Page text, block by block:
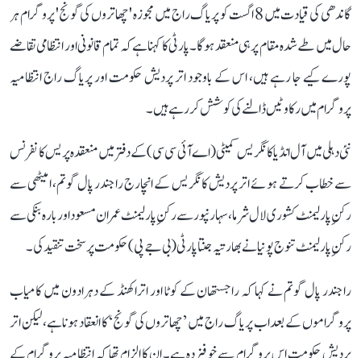
گاندھی کی قیادت میں 8 اگست کو پریاگ راج میں مجوزہ 'چھاتروں کی گونج' پروگرام ہر
حال میں طے شدہ مقام پر ہی منعقد ہوگا۔ پارٹی کا کہنا ہے کہ تمام قانونی اور انتظامی تقاضے
پورے کیے جا رہے ہیں، اس کے باوجود اتر پردیش حکومت اور پریاگ راج انتظامیہ
پروگرام میں رکاوٹیں ڈالنے کی کوشش کر رہے ہیں۔
نئی دہلی میں آل انڈیا کانگریس کمیٹی (اے آئی سی سی) کے دفتر میں منعقدہ پریس کانفرنس
سے خطاب کرتے ہوئے اتر پردیش کانگریس کے انچارج راجندر پال گوتم، امیٹھی سے
رکنِ پارلیمنٹ کشوری لال شرما، سہارنپور سے رکنِ پارلیمنٹ عمران مسعود اور بارہ بنکی سے
رکنِ پارلیمنٹ تنوج پونیا نے بھارتیہ جنتا پارٹی (بی جے پی) حکومت پر سخت تنقید کی۔
راجندر پال گوتم نے کہا کہ راجستھان کے کوٹا اور اتراکھنڈ کے دہرادون میں کامیاب
پروگراموں کے بعد اب پریاگ راج میں ’چھاتروں کی گونج‘ کا انعقاد ہونا ہے، لیکن اتر